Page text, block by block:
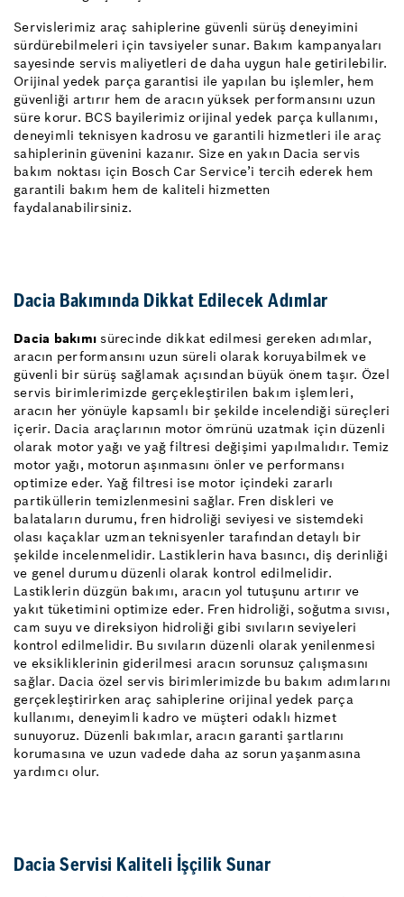
Servislerimiz araç sahiplerine güvenli sürüş deneyimini
sürdürebilmeleri için tavsiyeler sunar. Bakım kampanyaları
sayesinde servis maliyetleri de daha uygun hale getirilebilir.
Orijinal yedek parça garantisi ile yapılan bu işlemler, hem
güvenliği artırır hem de aracın yüksek performansını uzun
süre korur. BCS bayilerimiz orijinal yedek parça kullanımı,
deneyimli teknisyen kadrosu ve garantili hizmetleri ile araç
sahiplerinin güvenini kazanır. Size en yakın Dacia servis
bakım noktası için Bosch Car Service’i tercih ederek hem
garantili bakım hem de kaliteli hizmetten
faydalanabilirsiniz.
Dacia Bakımında Dikkat Edilecek Adımlar
Dacia bakımı sürecinde dikkat edilmesi gereken adımlar,
aracın performansını uzun süreli olarak koruyabilmek ve
güvenli bir sürüş sağlamak açısından büyük önem taşır. Özel
servis birimlerimizde gerçekleştirilen bakım işlemleri,
aracın her yönüyle kapsamlı bir şekilde incelendiği süreçleri
içerir. Dacia araçlarının motor ömrünü uzatmak için düzenli
olarak motor yağı ve yağ filtresi değişimi yapılmalıdır. Temiz
motor yağı, motorun aşınmasını önler ve performansı
optimize eder. Yağ filtresi ise motor içindeki zararlı
partiküllerin temizlenmesini sağlar. Fren diskleri ve
balataların durumu, fren hidroliği seviyesi ve sistemdeki
olası kaçaklar uzman teknisyenler tarafından detaylı bir
şekilde incelenmelidir. Lastiklerin hava basıncı, diş derinliği
ve genel durumu düzenli olarak kontrol edilmelidir.
Lastiklerin düzgün bakımı, aracın yol tutuşunu artırır ve
yakıt tüketimini optimize eder. Fren hidroliği, soğutma sıvısı,
cam suyu ve direksiyon hidroliği gibi sıvıların seviyeleri
kontrol edilmelidir. Bu sıvıların düzenli olarak yenilenmesi
ve eksikliklerinin giderilmesi aracın sorunsuz çalışmasını
sağlar. Dacia özel servis birimlerimizde bu bakım adımlarını
gerçekleştirirken araç sahiplerine orijinal yedek parça
kullanımı, deneyimli kadro ve müşteri odaklı hizmet
sunuyoruz. Düzenli bakımlar, aracın garanti şartlarını
korumasına ve uzun vadede daha az sorun yaşanmasına
yardımcı olur.
Dacia Servisi Kaliteli İşçilik Sunar